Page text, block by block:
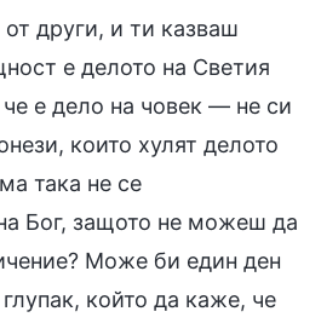
други, и ти казваш
е делото на Светия
е дело на човек — не си
които хулят делото
така не се
Бог, защото не можеш да
Може би един ден
който да каже, че